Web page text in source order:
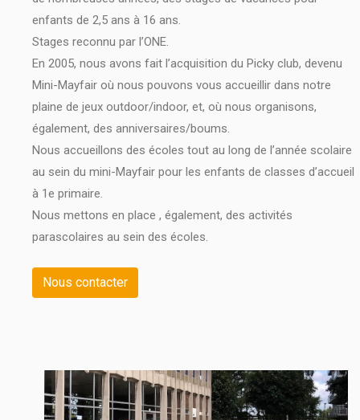
enfants de 2,5 ans à 16 ans.
Stages reconnu par l’ONE.
En 2005, nous avons fait l’acquisition du Picky club, devenu
Mini-Mayfair où nous pouvons vous accueillir dans notre
plaine de jeux outdoor/indoor, et, où nous organisons,
également, des anniversaires/boums.
Nous accueillons des écoles tout au long de l’année scolaire
au sein du mini-Mayfair pour les enfants de classes d’accueil
à 1e primaire.
Nous mettons en place , également, des activités
parascolaires au sein des écoles.
Nous contacter